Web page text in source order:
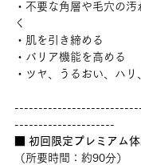
・不要な角層や毛穴の
く
・肌を引き締める
・バリア機能を高める
・ツヤ、うるおい、ハ
---------------------
初回限定プレミアム
（所要時間：約90分）